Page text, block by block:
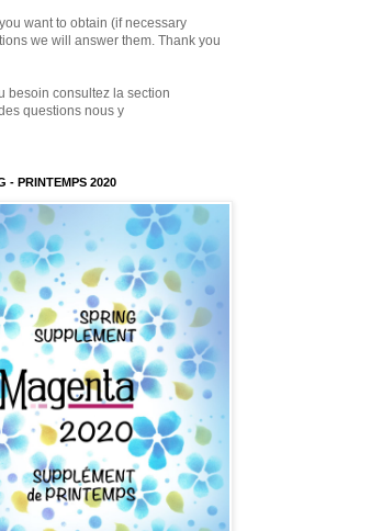
want to obtain (if necessary
we will answer them. Thank you
besoin consultez la section
questions nous y
- PRINTEMPS 2020